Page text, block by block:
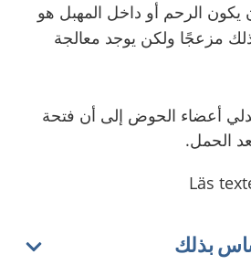
يكون الرحم أو داخل المهبل هو
مزعجًا ولكن يوجد معالجة
أعضاء الحوض إلى أن فتحة
الحمل.
بذلك